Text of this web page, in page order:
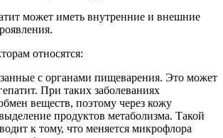
может иметь внутренние и внешние
относятся:
с органами пищеварения. Это может
При таких заболеваниях
веществ, поэтому через кожу
продуктов метаболизма. Такой
к тому, что меняется микрофлора